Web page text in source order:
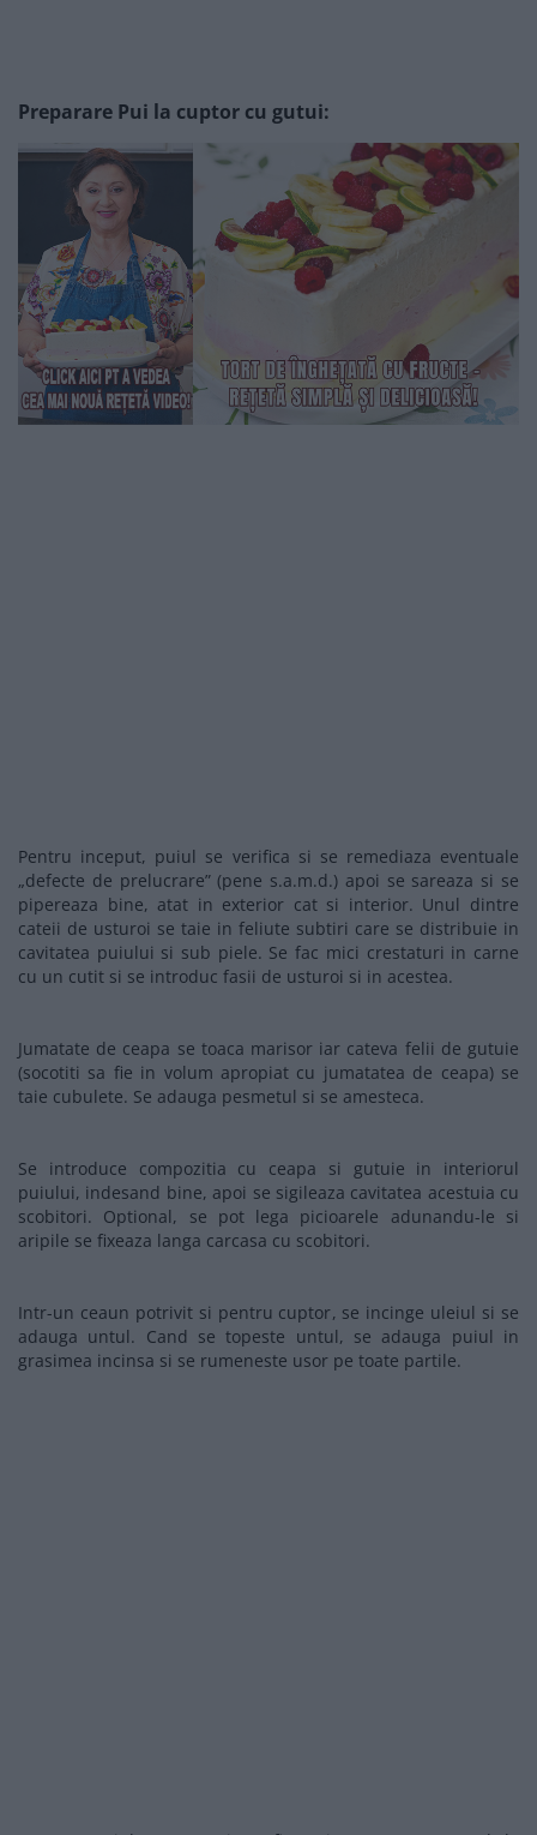
Preparare Pui la cuptor cu gutui:
Pentru inceput, puiul se verifica si se remediaza eventuale
„defecte de prelucrare” (pene s.a.m.d.) apoi se sareaza si se
pipereaza bine, atat in exterior cat si interior. Unul dintre
cateii de usturoi se taie in feliute subtiri care se distribuie in
cavitatea puiului si sub piele. Se fac mici crestaturi in carne
cu un cutit si se introduc fasii de usturoi si in acestea.
Jumatate de ceapa se toaca marisor iar cateva felii de gutuie
(socotiti sa fie in volum apropiat cu jumatatea de ceapa) se
taie cubulete. Se adauga pesmetul si se amesteca.
Se introduce compozitia cu ceapa si gutuie in interiorul
puiului, indesand bine, apoi se sigileaza cavitatea acestuia cu
scobitori. Optional, se pot lega picioarele adunandu-le si
aripile se fixeaza langa carcasa cu scobitori.
Intr-un ceaun potrivit si pentru cuptor, se incinge uleiul si se
adauga untul. Cand se topeste untul, se adauga puiul in
grasimea incinsa si se rumeneste usor pe toate partile.